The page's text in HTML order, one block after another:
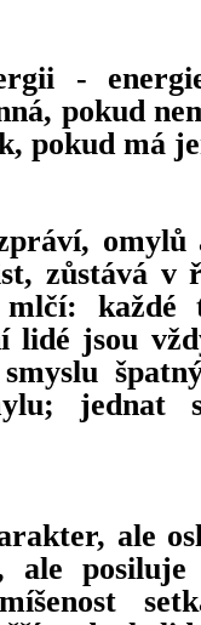
-
pokud
pokud má
zůstává v
lidé jsou
jednat
ale
ale